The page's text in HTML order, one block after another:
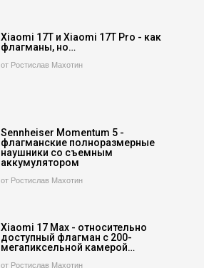
Xiaomi 17T и Xiaomi 17T Pro - как
флагманы, но…
от Ростислав Махотин
Sennheiser Momentum 5 -
флагманские полноразмерные
наушники со съемным
аккумулятором
от Ростислав Махотин
Xiaomi 17 Max - относительно
доступный флагман с 200-
мегапиксельной камерой…
от Ростислав Махотин